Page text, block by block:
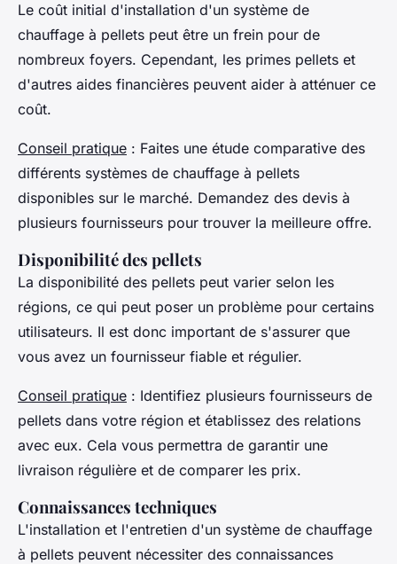
Le coût initial d'installation d'un système de
chauffage à pellets peut être un frein pour de
nombreux foyers. Cependant, les primes pellets et
d'autres aides financières peuvent aider à atténuer ce
coût.
Conseil pratique : Faites une étude comparative des
différents systèmes de chauffage à pellets
disponibles sur le marché. Demandez des devis à
plusieurs fournisseurs pour trouver la meilleure offre.
Disponibilité des pellets
La disponibilité des pellets peut varier selon les
régions, ce qui peut poser un problème pour certains
utilisateurs. Il est donc important de s'assurer que
vous avez un fournisseur fiable et régulier.
Conseil pratique : Identifiez plusieurs fournisseurs de
pellets dans votre région et établissez des relations
avec eux. Cela vous permettra de garantir une
livraison régulière et de comparer les prix.
Connaissances techniques
L'installation et l'entretien d'un système de chauffage
à pellets peuvent nécessiter des connaissances